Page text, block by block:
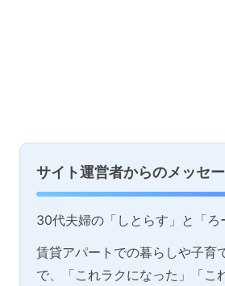
サイト運営者からのメッセ
30代夫婦の「しとらす」と「ろ
賃貸アパートでの暮らしや子育
で、「これラクになった」「こ